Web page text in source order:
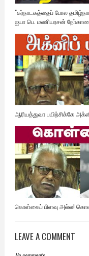
"கர்நாடகத்தைப் போல
ஐயா பெ. மணியரசன்
ஆரியத்துவா பயிற்சிக்கே
கொள்கைப் பிளவு அல்ல!
LEAVE A COMMENT